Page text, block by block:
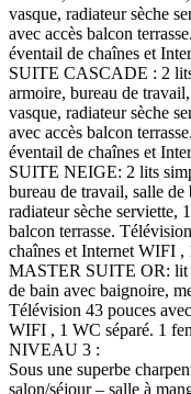
vasque, radiateur sèche
avec accès balcon
éventail de chaînes et
SUITE CASCADE : 2
armoire, bureau de
vasque, radiateur sèche
avec accès balcon
éventail de chaînes et
SUITE NEIGE: 2 lits
bureau de travail, salle
radiateur sèche serviette,
balcon terrasse.
chaînes et Internet WIFI ,
MASTER SUITE OR: lit
de bain avec baignoire,
Télévision 43 pouces
WIFI , 1 WC séparé. 1
NIVEAU 3 :
Sous une superbe
salon/séjour – salle à